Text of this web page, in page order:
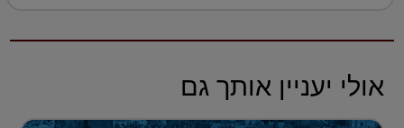
אולי יעניין אותך גם